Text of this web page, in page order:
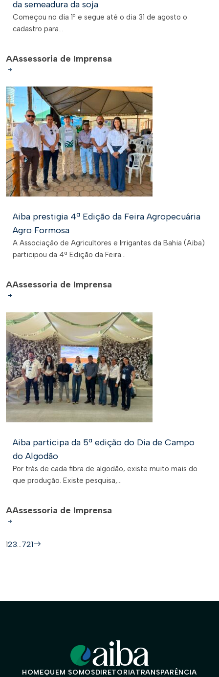
da semeadura da soja
Começou no dia 1º e segue até o dia 31 de agosto o
cadastro para...
AAssessoria de Imprensa
Aiba prestigia 4ª Edição da Feira Agropecuária
Agro Formosa
A Associação de Agricultores e Irrigantes da Bahia (Aiba)
participou da 4ª Edição da Feira...
AAssessoria de Imprensa
Aiba participa da 5ª edição do Dia de Campo
do Algodão
Por trás de cada fibra de algodão, existe muito mais do
que produção. Existe pesquisa,...
AAssessoria de Imprensa
123…721
HOMEQUEM SOMOSDIRETORIATRANSPARÊNCIA